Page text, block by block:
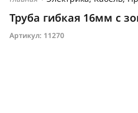
Труба гибкая 16мм с
Артикул: 11270